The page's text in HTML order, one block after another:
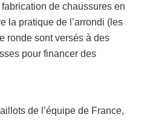
de chaussures en
la pratique de l’arrondi (les
ronde sont versés à des
pour financer des
de l’équipe de France,